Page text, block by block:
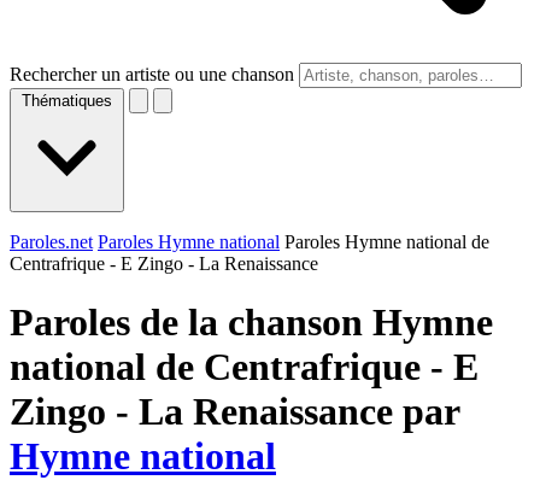
Rechercher un artiste ou une chanson
Thématiques
Paroles.net Paroles Hymne national Paroles Hymne national de
Centrafrique - E Zingo - La Renaissance
Paroles de la chanson Hymne
national de Centrafrique - E
Zingo - La Renaissance par
Hymne national